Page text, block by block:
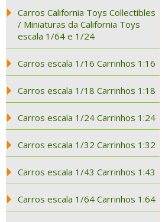
Carros California Toys Collectibles
/ Miniaturas da California Toys
escala 1/64 e 1/24
Carros escala 1/16 Carrinhos 1:16
Carros escala 1/18 Carrinhos 1:18
Carros escala 1/24 Carrinhos 1:24
Carros escala 1/32 Carrinhos 1:32
Carros escala 1/43 Carrinhos 1:43
Carros escala 1/64 Carrinhos 1:64